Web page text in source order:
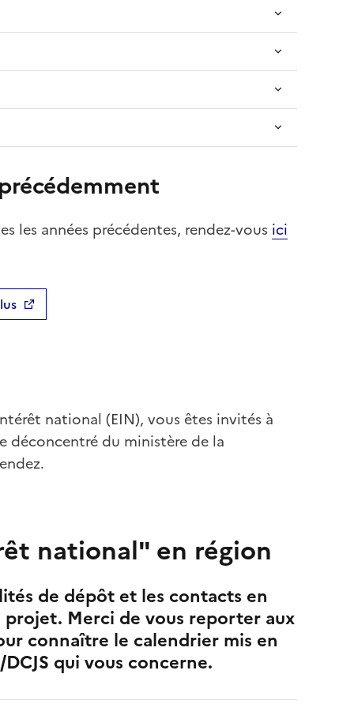
les années précédentes, rendez-vous ici
national (EIN), vous êtes invités à
déconcentré du ministère de la
national" en région
de dépôt et les contacts en
Merci de vous reporter aux
connaître le calendrier mis en
qui vous concerne.